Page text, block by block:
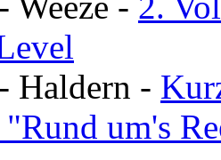
- Haldern -
um's